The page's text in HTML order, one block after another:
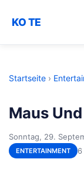
KO TE
Startseite ›
Maus
Sonntag, 29.
ENTERTAINMENT